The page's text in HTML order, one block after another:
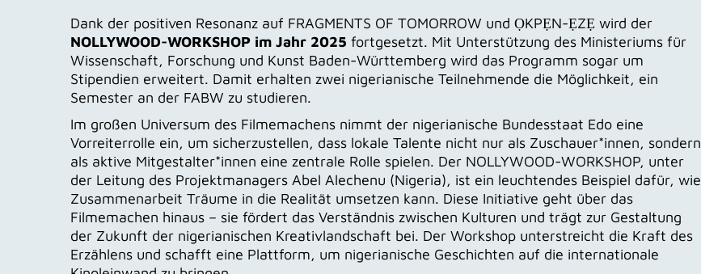
Dank der positiven Resonanz auf FRAGMENTS OF TOMORROW und ỌKPẸN-ẸZẸ wird der
NOLLYWOOD-WORKSHOP im Jahr 2025 fortgesetzt. Mit Unterstützung des Ministeriums für
Wissenschaft, Forschung und Kunst Baden-Württemberg wird das Programm sogar um
Stipendien erweitert. Damit erhalten zwei nigerianische Teilnehmende die Möglichkeit, ein
Semester an der FABW zu studieren.
Im großen Universum des Filmemachens nimmt der nigerianische Bundesstaat Edo eine
Vorreiterrolle ein, um sicherzustellen, dass lokale Talente nicht nur als Zuschauer*innen, sondern
als aktive Mitgestalter*innen eine zentrale Rolle spielen. Der NOLLYWOOD-WORKSHOP, unter
der Leitung des Projektmanagers Abel Alechenu (Nigeria), ist ein leuchtendes Beispiel dafür, wie
Zusammenarbeit Träume in die Realität umsetzen kann. Diese Initiative geht über das
Filmemachen hinaus – sie fördert das Verständnis zwischen Kulturen und trägt zur Gestaltung
der Zukunft der nigerianischen Kreativlandschaft bei. Der Workshop unterstreicht die Kraft des
Erzählens und schafft eine Plattform, um nigerianische Geschichten auf die internationale